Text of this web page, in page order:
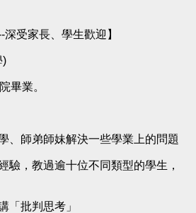
深受家長、學生歡迎】
)
畢業。
、師弟師妹解決一些學業上的問題
驗，教過逾十位不同類型的學生，
「批判思考」